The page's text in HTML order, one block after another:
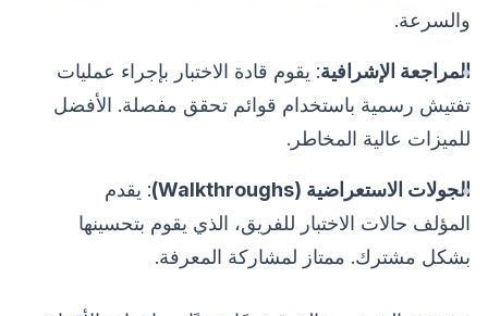
والسرعة.
المراجعة الإشرافية: يقوم قادة الاختبار بإجراء عمليات
تفتيش رسمية باستخدام قوائم تحقق مفصلة. الأفضل
للميزات عالية المخاطر.
الجولات الاستعراضية (Walkthroughs)
: يقدم
المؤلف حالات الاختبار للفريق، الذي يقوم بتحسينها
بشكل مشترك. ممتاز لمشاركة المعرفة.